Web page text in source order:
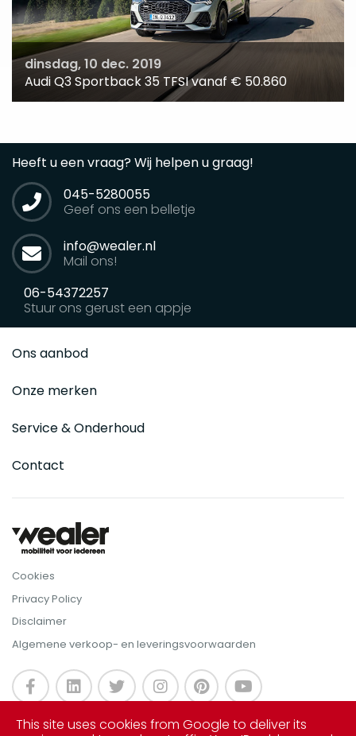
dinsdag, 10 dec. 2019
Audi Q3 Sportback 35 TFSI vanaf € 50.860
Heeft u een vraag? Wij helpen u graag!
045-5280055
Geef ons een belletje
info@wealer.nl
Mail ons!
06-54372257
Stuur ons gerust een appje
Ons aanbod
Onze merken
Service & Onderhoud
Contact
Cookies
Privacy Policy
Disclaimer
Algemene verkoop- en leveringsvoorwaarden
This site uses cookies from Google to deliver its